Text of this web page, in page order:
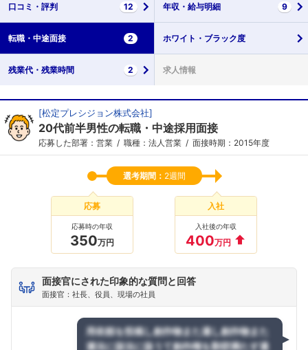
口コミ・ 評判 12 年収・ 給与明細 9
転職・ 中途面接 2 ホワイト・ ブラック度
残業代・ 残業時間 2 求人情報
[松定プレシジョン株式会社]
20代前半男性の転職・中途採用面接
応募した部署：営業 職種：法人営業 面接時期：2015年度
選考期間： 2週間
応募
応募時の年収
350万円
入社
入社後の年収
400万円
面接官にされた印象的な質問と回答
面接官：社長、役員、現場の社員